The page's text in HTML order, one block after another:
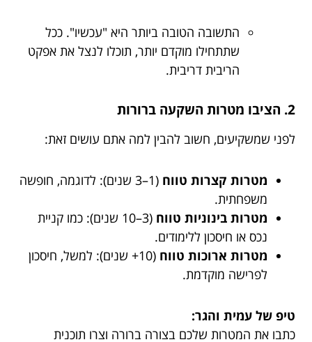
התשובה הטובה ביותר היא "עכשיו". ככל
שתתחילו מוקדם יותר, תוכלו לנצל את אפקט
הריבית דריבית.
2. הציבו מטרות השקעה ברורות
לפני שמשקיעים, חשוב להבין למה אתם עושים זאת:
מטרות קצרות טווח
(1–3 שנים): לדוגמה, חופשה
משפחתית.
מטרות בינוניות טווח
(3–10 שנים): כמו קניית
נכס או חיסכון ללימודים.
מטרות ארוכות טווח
(10+ שנים): למשל, חיסכון
לפרישה מוקדמת.
טיפ של עמית והגר:
כתבו את המטרות שלכם בצורה ברורה וצרו תוכנית